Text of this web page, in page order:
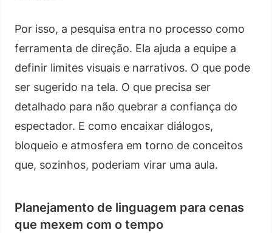
Por isso, a pesquisa entra no processo como
ferramenta de direção. Ela ajuda a equipe a
definir limites visuais e narrativos. O que pode
ser sugerido na tela. O que precisa ser
detalhado para não quebrar a confiança do
espectador. E como encaixar diálogos,
bloqueio e atmosfera em torno de conceitos
que, sozinhos, poderiam virar uma aula.
Planejamento de linguagem para cenas
que mexem com o tempo